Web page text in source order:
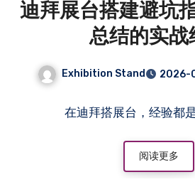
迪拜展台搭建避坑
总结的实战
Exhibition Stand 2026-
在迪拜搭展台，经验都
阅读更多